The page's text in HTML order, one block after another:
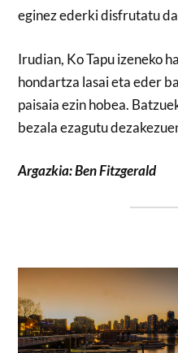
eginez ederki disfrutatu
Irudian, Ko Tapu izeneko
hondartza lasai eta eder
paisaia ezin hobea.
bezala ezagutu
Argazkia: Ben Fitzgerald